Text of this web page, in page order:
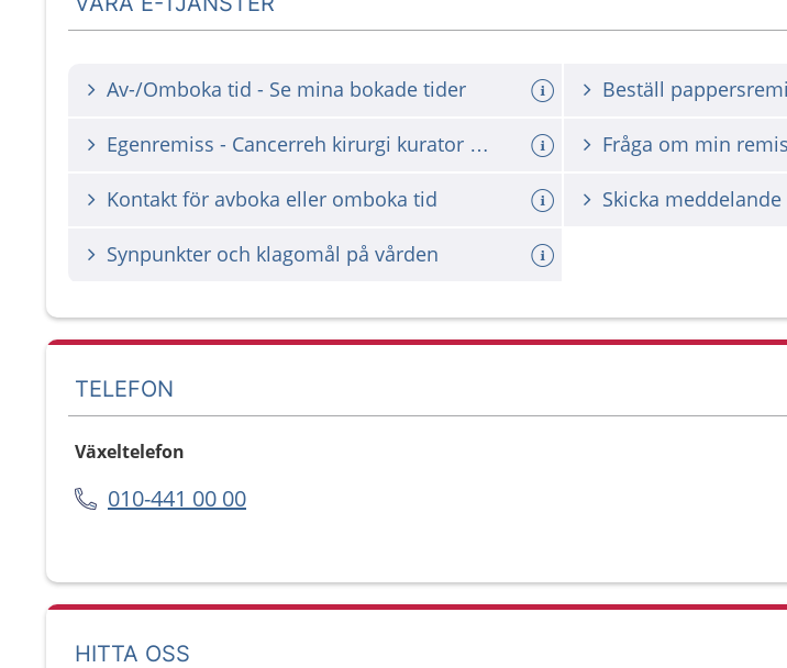
Av-/Omboka tid - Se mina bokade tider Beställ
Egenremiss - Cancerreh kirurgi kurator Sahlgrenska Fråga om min
Kontakt för avboka eller omboka tid Skicka meddelande
Synpunkter och klagomål på vården
TELEFON
Växeltelefon
010-441 00 00
HITTA OSS